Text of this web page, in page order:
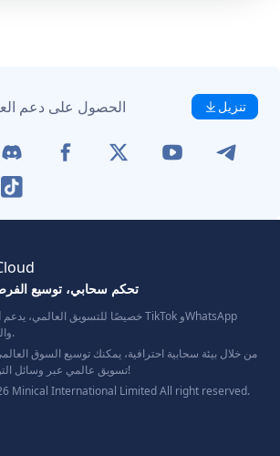
الحصول على دعم تنزيل
تحكم سحابي، توسيع
والمنصات الرئيسية الأخرى.
من خلال بيئة سحابية احترافية، يمكنك توسيع السوق
تسويق عالمي عبر وسائل التواصل الاجتماعي بسهولة!
Minical International Limited All right reserved.